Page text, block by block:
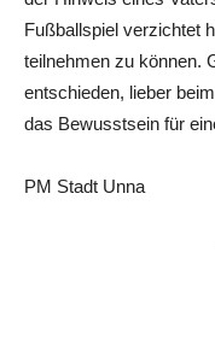
Fußballspiel verzichtet
teilnehmen zu können.
entschieden, lieber
das Bewusstsein für
PM Stadt Unna